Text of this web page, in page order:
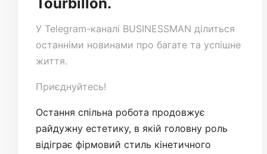
У Telegram-каналі BUSINESSMAN ділиться
останніми новинами про багате та успішне
життя.
Приєднуйтесь!
Остання спільна робота продовжує
райдужну естетику, в якій головну роль
відіграє фірмовий стиль кінетичного